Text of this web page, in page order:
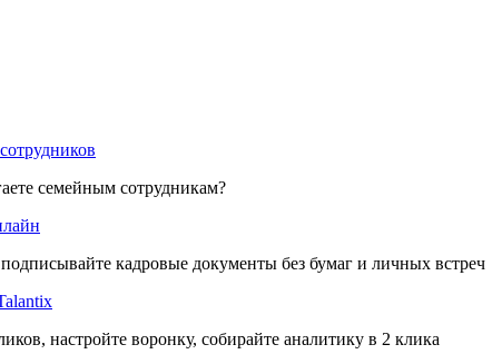
семейным сотрудникам?
кадровые документы без бумаг и личных встреч
настройте воронку, собирайте аналитику в 2 клика